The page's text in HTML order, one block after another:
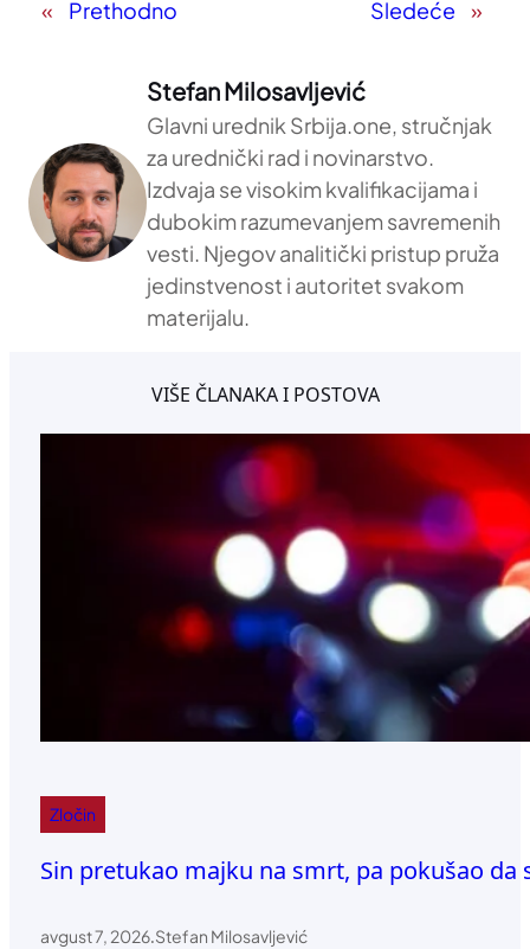
« Prethodno Sledeće »
Stefan Milosavljević
Glavni urednik Srbija.one, stručnjak
za urednički rad i novinarstvo.
Izdvaja se visokim kvalifikacijama i
dubokim razumevanjem savremenih
vesti. Njegov analitički pristup pruža
jedinstvenost i autoritet svakom
materijalu.
VIŠE ČLANAKA I POSTOVA
Zločin
Sin pretukao majku na smrt, pa pokušao da
avgust 7, 2026.Stefan Milosavljević